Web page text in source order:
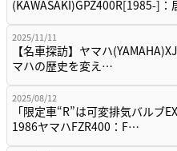
(KAWASAKI)GPZ400R[1985-]
2025/11/11
【名車探訪】ヤマハ
マハの歴史を変え…
2025/08/12
「限定車“R”は可変排気バルブ
1986ヤマハFZR400：F…